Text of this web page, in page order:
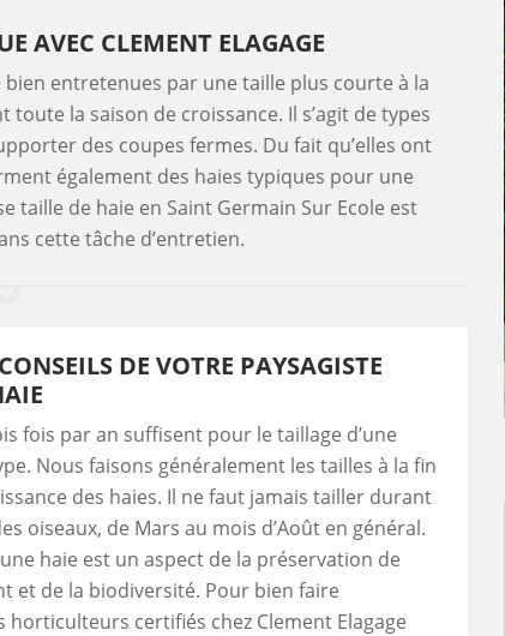
AVEC CLEMENT ELAGAGE
bien entretenues par une taille plus courte à la
la saison de croissance. Il s’agit de types
des coupes fermes. Du fait qu’elles ont
également des haies typiques pour une
de haie en Saint Germain Sur Ecole est
cette tâche d’entretien.
DE VOTRE PAYSAGISTE
fois par an suffisent pour le taillage d’une
Nous faisons généralement les tailles à la fin
des haies. Il ne faut jamais tailler durant
oiseaux, de Mars au mois d’Août en général.
haie est un aspect de la préservation de
et de la biodiversité. Pour bien faire
horticulteurs certifiés chez Clement Elagage